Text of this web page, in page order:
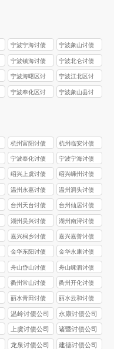
宁波宁海讨债
公司
宁波象山讨债
公司
宁波镇海讨债
公司
宁波北仑讨债
公司
宁波海曙区讨
债公司
宁波江北区讨
债公司
宁波奉化区讨
宁波象山县讨
杭州富阳讨债
公司
杭州临安讨债
公司
宁波奉化讨债
公司
宁波宁海讨债
公司
绍兴上虞讨债
公司
绍兴嵊州讨债
公司
温州永嘉讨债
公司
温州洞头讨债
公司
台州天台讨债
公司
台州仙居讨债
公司
湖州吴兴讨债
公司
湖州南浔讨债
公司
嘉兴桐乡讨债
公司
嘉兴嘉善讨债
公司
金华东阳讨债
公司
金华永康讨债
公司
舟山岱山讨债
公司
舟山嵊泗讨债
公司
衢州常山讨债
公司
衢州开化讨债
公司
丽水青田讨债
公司
丽水云和讨债
公司
温岭讨债公司 永康讨债公司
上虞讨债公司 诸暨讨债公司
龙泉讨债公司 建德讨债公司